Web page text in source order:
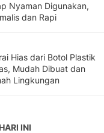
Nyaman Digunakan,
dan Rapi
Hias dari Botol Plastik
Mudah Dibuat dan
Lingkungan